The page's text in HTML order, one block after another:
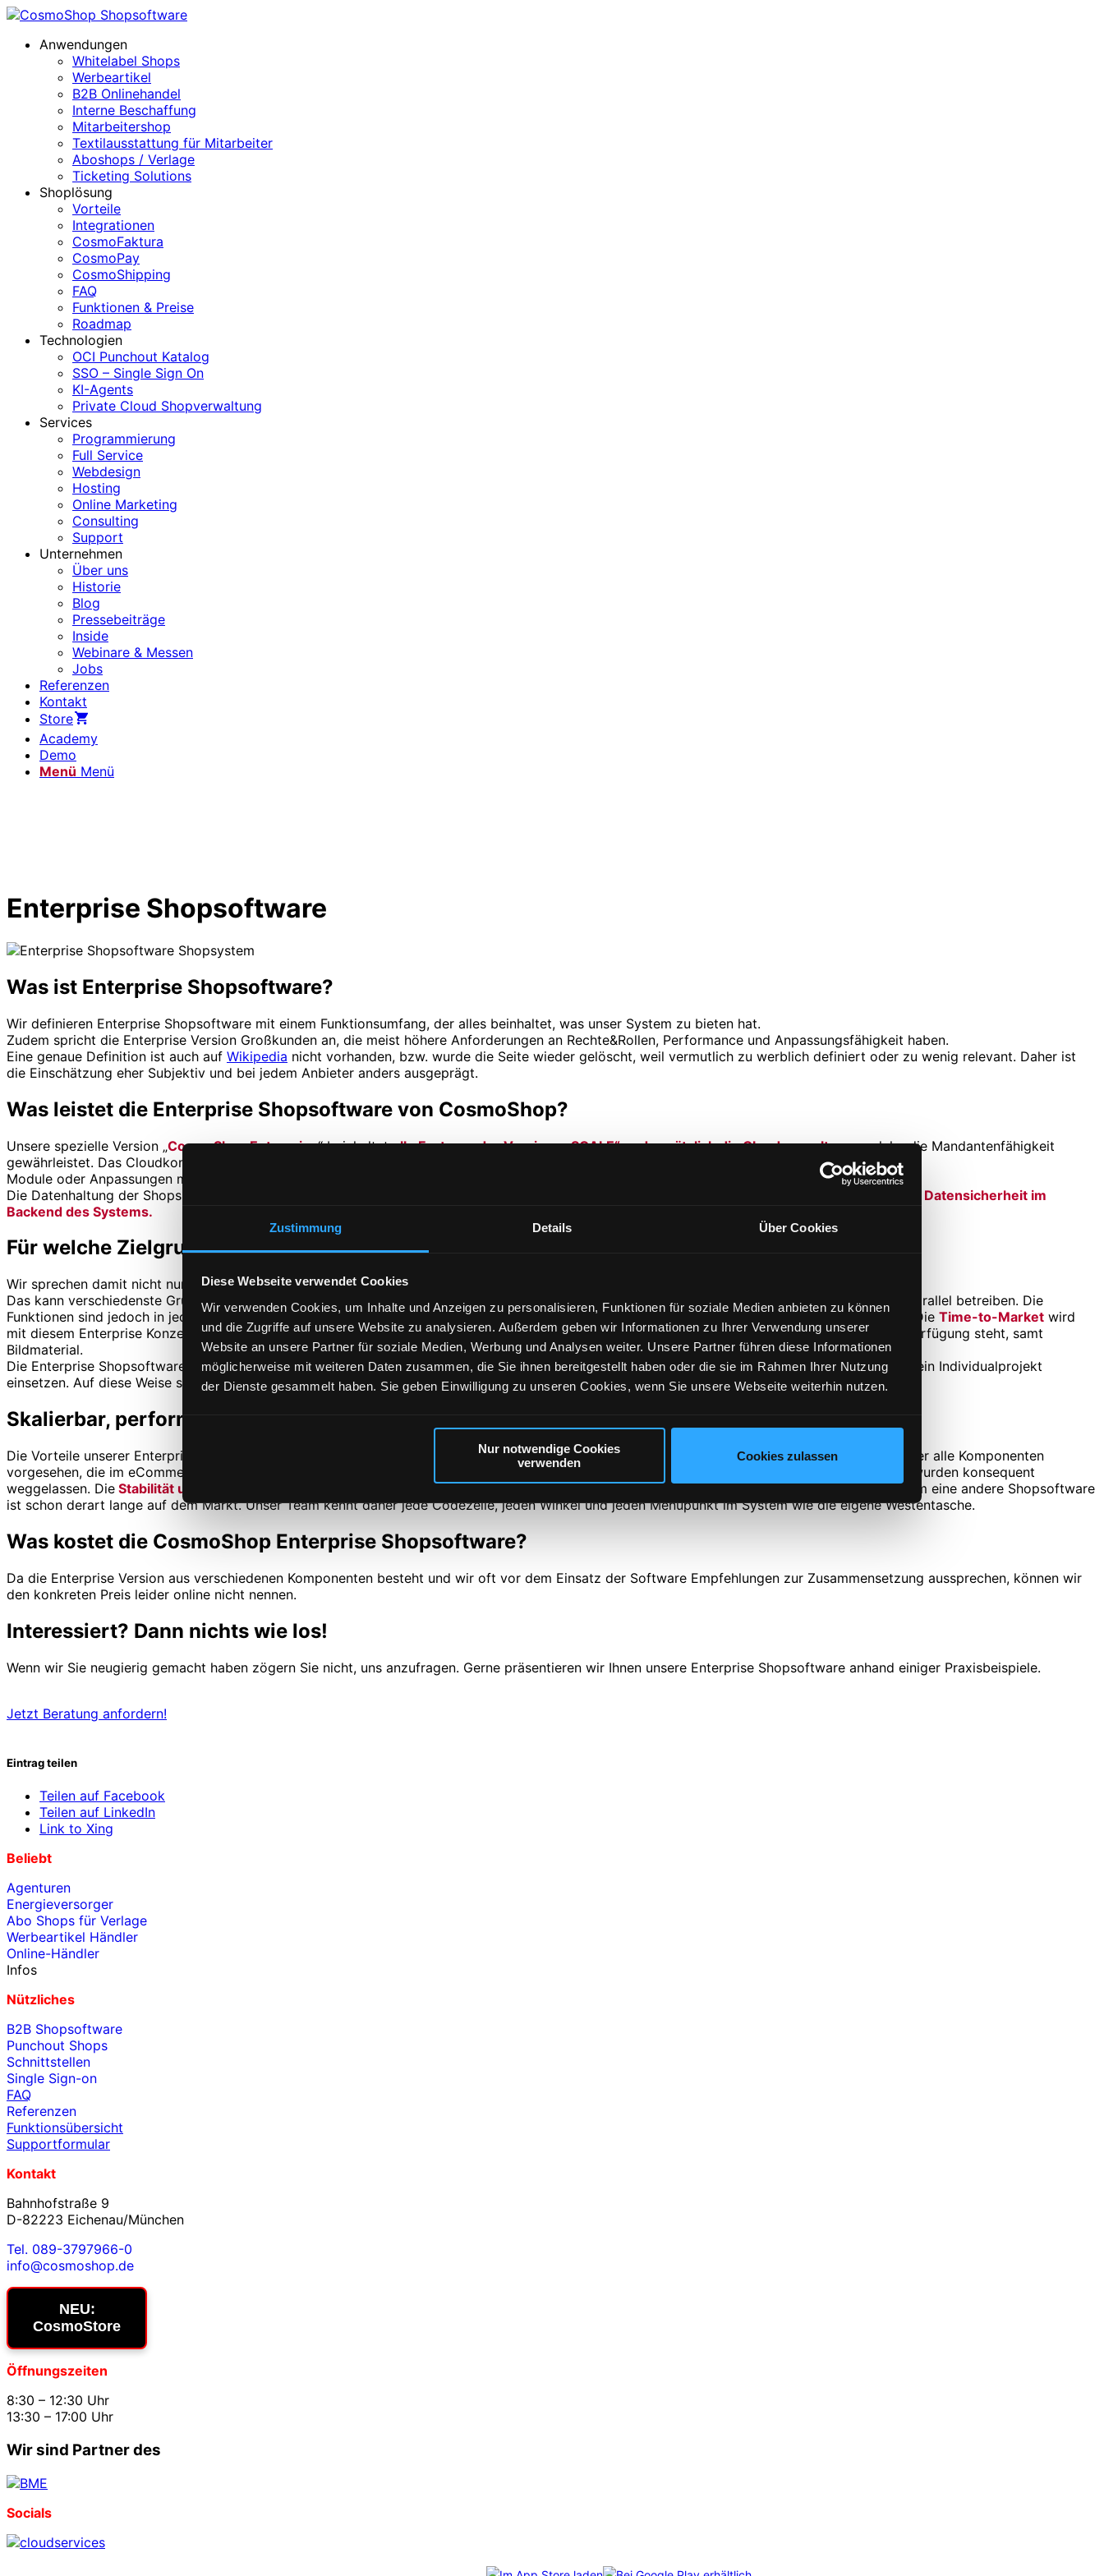
Zustimmung Details Über Cookies
Diese Webseite verwendet Cookies
Wir verwenden Cookies, um Inhalte und Anzeigen zu personalisieren, Funktionen für soziale Medien anbieten zu können
und die Zugriffe auf unsere Website zu analysieren. Außerdem geben wir Informationen zu Ihrer Verwendung unserer
Website an unsere Partner für soziale Medien, Werbung und Analysen weiter. Unsere Partner führen diese Informationen
möglicherweise mit weiteren Daten zusammen, die Sie ihnen bereitgestellt haben oder die sie im Rahmen Ihrer Nutzung
der Dienste gesammelt haben. Sie geben Einwilligung zu unseren Cookies, wenn Sie unsere Webseite weiterhin nutzen.
Nur notwendige Cookies
verwenden
Cookies zulassen
Anwendungen
Whitelabel Shops
Werbeartikel
B2B Onlinehandel
Interne Beschaffung
Mitarbeitershop
Textilausstattung für Mitarbeiter
Aboshops / Verlage
Ticketing Solutions
Shoplösung
Vorteile
Integrationen
CosmoFaktura
CosmoPay
CosmoShipping
FAQ
Funktionen & Preise
Roadmap
Technologien
OCI Punchout Katalog
SSO – Single Sign On
KI-Agents
Private Cloud Shopverwaltung
Services
Programmierung
Full Service
Webdesign
Hosting
Online Marketing
Consulting
Support
Unternehmen
Über uns
Historie
Blog
Pressebeiträge
Inside
Webinare & Messen
Jobs
Referenzen
Kontakt
Store
Academy
Demo
Menü Menü
Enterprise Shopsoftware
Was ist Enterprise Shopsoftware?
Wir definieren Enterprise Shopsoftware mit einem Funktionsumfang, der alles beinhaltet, was unser System zu bieten hat.
Zudem spricht die Enterprise Version Großkunden an, die meist höhere Anforderungen an Rechte&Rollen, Performance und Anpassungsfähigkeit haben.
Eine genaue Definition ist auch auf Wikipedia nicht vorhanden, bzw. wurde die Seite wieder gelöscht, weil vermutlich zu werblich definiert oder zu wenig relevant. Daher ist
die Einschätzung eher Subjektiv und bei jedem Anbieter anders ausgeprägt.
Was leistet die Enterprise Shopsoftware von CosmoShop?
Unsere spezielle Version „CosmoShop Enterprise“ beinhaltetalle Features der Version „eSCALE“ und zusätzlich die Cloudverwaltung, welche die Mandantenfähigkeit
gewährleistet. Das Cloudkonzept bietet eine zentrale Codebasis, mit beliebig viele Shops installiert und betrieben werden können.
Module oder Anpassungen müssen damit nur noch ein Mal erstellt werden und stehen anschließend allen Cloudshops im Verbund zur Verfügung.
Die Datenhaltung der Shops ist jedoch streng getrennt, um auch der DSGVO gerecht zu werden.
Datensicherheit im
Backend des Systems.
Für welche Zielgruppen ist die Enterprise Shopsoftware geeignet?
Wir sprechen damit nicht nur Konzerne an, sondern generell Kunden, die
Das kann verschiedenste Gründe haben. Häufiges Beispiel sind Werbemittelagenturen, die Fullservice-Kunden bedienen und somit diverse Shops parallel betreiben. Die
Funktionen sind jedoch in jedem Shop ähnlich und durch Module an- / abschaltbar. Das Sortiment unterscheidet sich jedoch von Kunde zu Kunde. Die Time-to-Market wird
mit diesem Enterprise Konzept massiv verkürzt.Oft gelingt ein Livegang binnen weniger Tage, wenn das Artikelsortiment schon im Vorfeld zur Verfügung steht, samt
Bildmaterial.
Die Enterprise Shopsoftware wird jedoch auch von Großkonzernen eingesetzt, die einen hohen Funktionsumfang erwarten, bzw. dies als Basis für ein Individualprojekt
einsetzen. Auf diese Weise sind alle Basisfunktionen abgedeckt und nur Abweichungen vom Workflow oä. müssen programmiert werden.
Skalierbar, performant, stabil – unschlagbare Vorteile der Enterprise Version
Die Vorteile unserer Enterprise Shopsoftware sind mannigfaltig. Wir möchten Ihnen eine ideale Basis für Ihr Individualprojekt bieten und haben daher alle Komponenten
vorgesehen, die im eCommerce Business üblicherweise zum Einsatz kommen. Exotische Plugins, die wenig variabel oder performancelastig sind, wurden konsequent
weggelassen. Die Stabilität unserer Shopsoftware
gewährleisten wir mit gehärteten Prozessen seit Entstehung unserer Lösung im Jahr 1999. Kaum eine andere Shopsoftware
ist schon derart lange auf dem Markt. Unser Team kennt daher jede Codezeile, jeden Winkel und jeden Menüpunkt im System wie die eigene Westentasche.
Was kostet die CosmoShop Enterprise Shopsoftware?
Da die Enterprise Version aus verschiedenen Komponenten besteht und wir oft vor dem Einsatz der Software Empfehlungen zur Zusammensetzung aussprechen, können wir
den konkreten Preis leider online nicht nennen.
Interessiert? Dann nichts wie los!
Wenn wir Sie neugierig gemacht haben zögern Sie nicht, uns anzufragen. Gerne präsentieren wir Ihnen unsere Enterprise Shopsoftware anhand einiger Praxisbeispiele.
Jetzt Beratung anfordern!
Eintrag teilen
Teilen auf Facebook
Teilen auf LinkedIn
Link to Xing
Beliebt
Agenturen
Energieversorger
Abo Shops für Verlage
Werbeartikel Händler
Online-Händler
Infos
Nützliches
B2B Shopsoftware
Punchout Shops
Schnittstellen
Single Sign-on
FAQ
Referenzen
Funktionsübersicht
Supportformular
Kontakt
Bahnhofstraße 9
D-82223 Eichenau/München
Tel. 089-3797966-0
info@cosmoshop.de
NEU:
CosmoStore
Öffnungszeiten
8:30 – 12:30 Uhr
13:30 – 17:00 Uhr
Wir sind Partner des
Socials